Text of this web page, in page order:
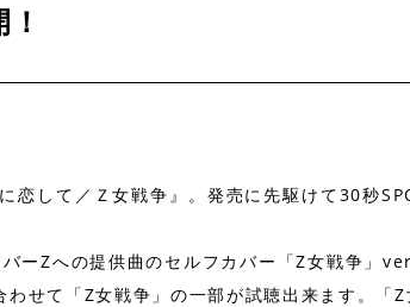
恋して／Ｚ女戦争』。発売に先駆けて30秒
ーZへの提供曲のセルフカバー「Z女戦争」
せて「Z女戦争」の一部が試聴出来ます。「Z